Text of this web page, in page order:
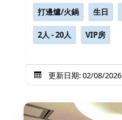
打邊爐/火鍋 生日
2人 - 20人 VIP房
更新日期: 02/08/2026